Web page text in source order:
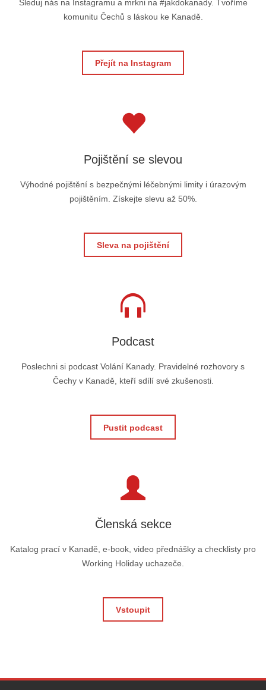
Sleduj nás na Instagramu a mrkni na #jakdokanady. Tvoříme
komunitu Čechů s láskou ke Kanadě.
Přejít na Instagram
Pojištění se slevou
Výhodné pojištění s bezpečnými léčebnými limity i úrazovým
pojištěním. Získejte slevu až 50%.
Sleva na pojištění
Podcast
Poslechni si podcast Volání Kanady. Pravidelné rozhovory s
Čechy v Kanadě, kteří sdílí své zkušenosti.
Pustit podcast
Členská sekce
Katalog prací v Kanadě, e-book, video přednášky a checklisty pro
Working Holiday uchazeče.
Vstoupit